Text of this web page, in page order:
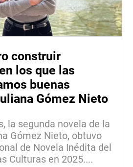
construir
los que las
buenas
Gómez Nieto
la segunda novela de la
Gómez Nieto, obtuvo
de Novela Inédita del
Culturas en 2025....